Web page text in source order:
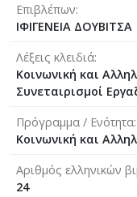
Επιβλέπων
ΙΦΙΓΕΝΕΙΑ ΔΟΥΒΙΤΣΑ
Λέξεις κλειδιά
Κοινωνική και
Συνεταιρισμοί
Πρόγραμμα / Ενότητα
Κοινωνική και
Αριθμός ελληνικών
24